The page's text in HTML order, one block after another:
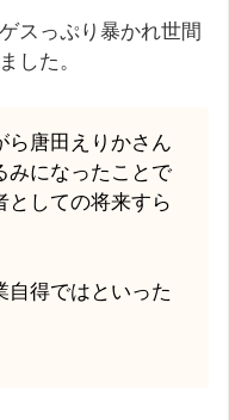
スっぷり暴かれ世間
した。
ら唐田えりかさん
みになったことで
としての将来すら
自得ではといった